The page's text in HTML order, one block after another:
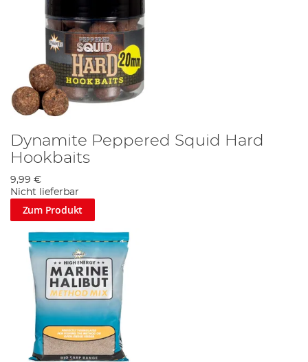
Dynamite Peppered Squid Hard
Hookbaits
9,99 €
Nicht lieferbar
Zum Produkt